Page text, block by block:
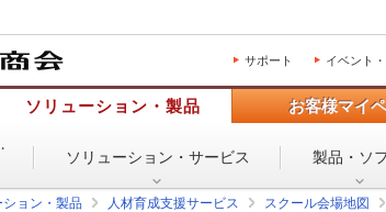
サポート イベント
ソリューション・製品 お客様マイ
ソリューション・ サービス 製品・ソ
ション・製品 人材育成支援サービス スクール会場地図